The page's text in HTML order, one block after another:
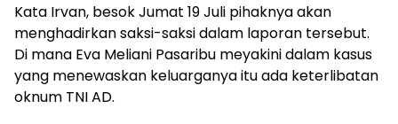
Kata Irvan, besok Jumat 19 Juli pihaknya akan
menghadirkan saksi-saksi dalam laporan tersebut.
Di mana Eva Meliani Pasaribu meyakini dalam kasus
yang menewaskan keluarganya itu ada keterlibatan
oknum TNI AD.